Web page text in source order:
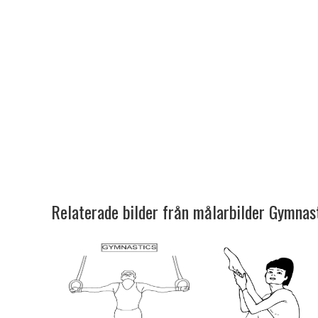
Relaterade bilder från målarbilder